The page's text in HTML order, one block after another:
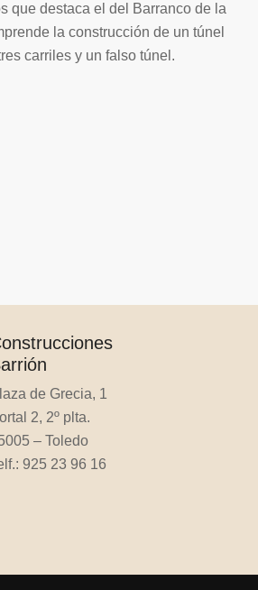
que destaca el del Barranco de la
la construcción de un túnel
carriles y un falso túnel.
de Grecia, 1
2, 2º plta.
– Toledo
925 23 96 16